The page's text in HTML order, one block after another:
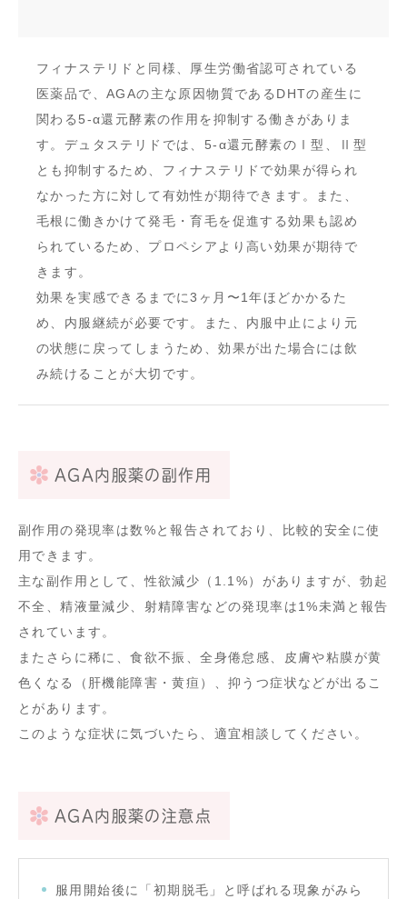
フィナステリドと同様、厚生労働省認可されている
医薬品で、AGAの主な原因物質であるDHTの産生に
関わる5-α還元酵素の作用を抑制する働きがありま
す。デュタステリドでは、5-α還元酵素のⅠ型、Ⅱ型
とも抑制するため、フィナステリドで効果が得られ
なかった方に対して有効性が期待できます。また、
毛根に働きかけて発毛・育毛を促進する効果も認め
られているため、プロペシアより高い効果が期待で
きます。
効果を実感できるまでに3ヶ月〜1年ほどかかるた
め、内服継続が必要です。また、内服中止により元
の状態に戻ってしまうため、効果が出た場合には飲
み続けることが大切です。
AGA内服薬の副作用
副作用の発現率は数%と報告されており、比較的安全に使
用できます。
主な副作用として、性欲減少（1.1%）がありますが、勃起
不全、精液量減少、射精障害などの発現率は1%未満と報告
されています。
またさらに稀に、食欲不振、全身倦怠感、皮膚や粘膜が黄
色くなる（肝機能障害・黄疸）、抑うつ症状などが出るこ
とがあります。
このような症状に気づいたら、適宜相談してください。
AGA内服薬の注意点
服用開始後に「初期脱毛」と呼ばれる現象がみら